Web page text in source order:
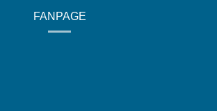
FANPAGE